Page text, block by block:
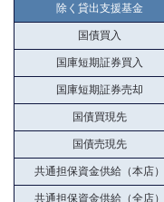
除く貸出支援基金
国債買入
国庫短期証券買入
国庫短期証券売却
国債買現先
国債売現先
共通担保資金供給（本店）
共通担保資金供給（全店）